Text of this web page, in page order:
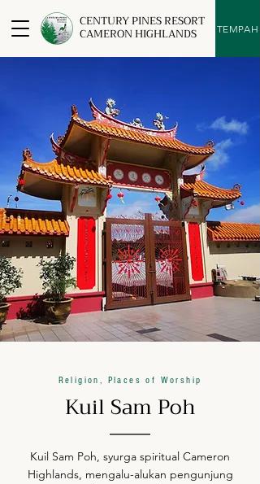
CENTURY PINES RESORT
CAMERON HIGHLANDS TEMPAH
Religion, Places of Worship
Kuil Sam Poh
Kuil Sam Poh, syurga spiritual Cameron
Highlands, mengalu-alukan pengunjung